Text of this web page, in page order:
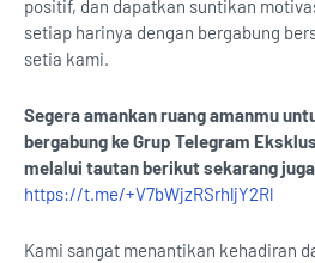
positif, dan dapatkan suntikan
setiap harinya dengan bergabung
setia kami.
Segera amankan ruang amanmu
bergabung ke Grup Telegram
melalui tautan berikut sekarang
https://t.me/+V7bWjzRSrhljY2Rl
Kami sangat menantikan kehadiran